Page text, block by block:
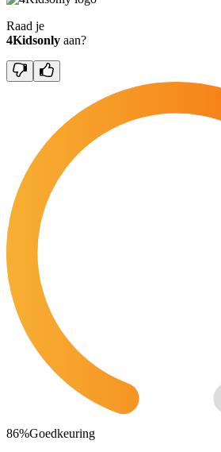
Raad je
4Kidsonly aan?
86%Goedkeuring